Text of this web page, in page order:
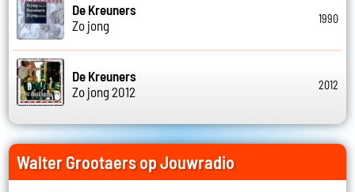
De Kreuners
Zo jong
1990
De Kreuners
Zo jong 2012
2012
Walter Grootaers op Jouwradio